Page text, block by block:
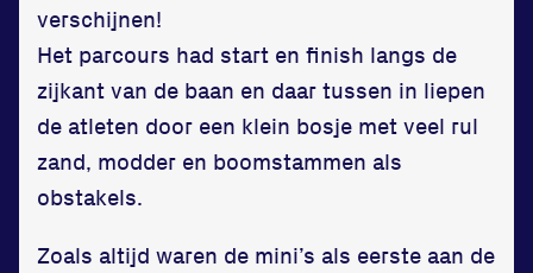
Sportpark Reeweg
Halmaheiraplein 35
3312 GH Dordrecht
Bekijk locatie
Informatie
Privacy en cookies
verschijnen!
Het parcours had start en finish langs de
zijkant van de baan en daar tussen in liepen
de atleten door een klein bosje met veel rul
zand, modder en boomstammen als
obstakels.
Zoals altijd waren de mini’s als eerste aan de